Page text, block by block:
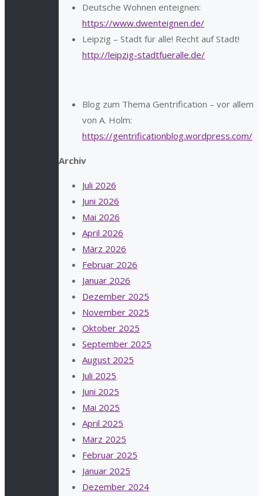
Deutsche Wohnen enteignen:
https://www.dwenteignen.de/
Leipzig – Stadt für alle! Recht auf Stadt!
http://leipzig-stadtfueralle.de/
Blog zum Thema Gentrification – vor allem
von A. Holm:
https://gentrificationblog.wordpress.com/
Archiv
Juli 2026
Juni 2026
Mai 2026
April 2026
März 2026
Februar 2026
Januar 2026
Dezember 2025
November 2025
Oktober 2025
September 2025
August 2025
Juli 2025
Juni 2025
Mai 2025
April 2025
März 2025
Februar 2025
Januar 2025
Dezember 2024